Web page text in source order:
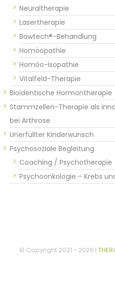
Neuraltherapie
Lasertherapie
Bowtech®-Behandlung
Homöopathie
Homöo-Isopathie
Vitalfeld-Therapie
Bioidentische Hormontherapie
Stammzellen-Therapie als
bei Arthrose
Unerfüllter Kinderwunsch
Psychosoziale Begleitung
Coaching / Psychotherapie
Psychoonkologie – Krebs
© Copyright 2021 - 2026 |